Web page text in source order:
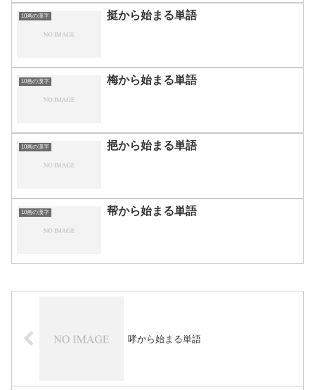
10画の漢字 挺から始まる単語
10画の漢字 梅から始まる単語
10画の漢字 挹から始まる単語
10画の漢字 帮から始まる単語
哮から始まる単語